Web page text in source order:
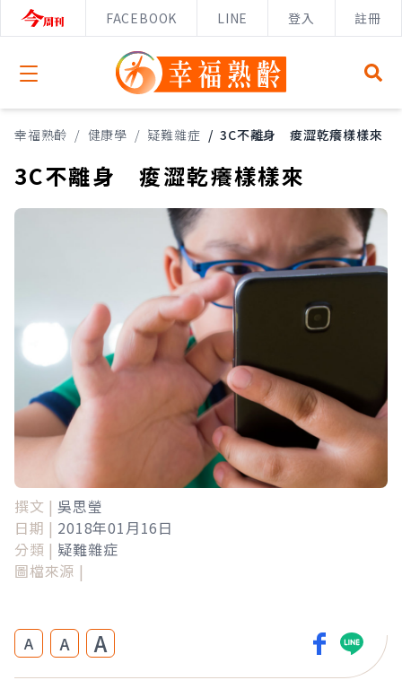
FACEBOOK LINE 登入 註冊
Open menu
幸福熟齡 / 健康學 / 疑難雜症 / 3C不離身 痠澀乾癢樣樣來
3C不離身 痠澀乾癢樣樣來
撰文 | 吳思瑩
日期 | 2018年01月16日
分類 | 疑難雜症
圖檔來源 |
A A A